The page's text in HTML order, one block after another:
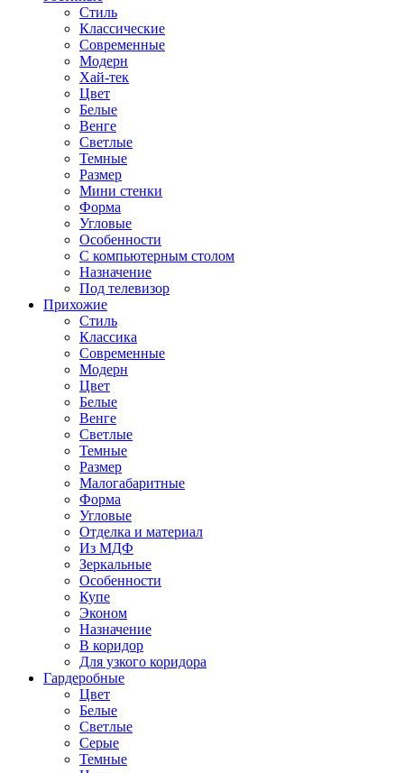
Стиль
Классические
Современные
Модерн
Хай-тек
Цвет
Белые
Венге
Светлые
Темные
Размер
Мини стенки
Форма
Угловые
Особенности
С компьютерным столом
Назначение
Под телевизор
Прихожие
Стиль
Классика
Современные
Модерн
Цвет
Белые
Венге
Светлые
Темные
Размер
Малогабаритные
Форма
Угловые
Отделка и материал
Из МДФ
Зеркальные
Особенности
Купе
Эконом
Назначение
В коридор
Для узкого коридора
Гардеробные
Цвет
Белые
Светлые
Серые
Темные